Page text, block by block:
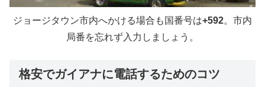
ジョージタウン市内へかける場合も国番号は+592。市内
局番を忘れず入力しましょう。
格安でガイアナに電話するためのコツ